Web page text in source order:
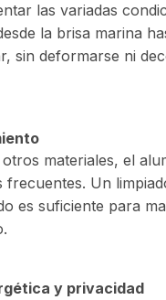
las variadas
la brisa marina
sin deformarse ni
materiales, el
frecuentes. Un
es suficiente para
y privacidad